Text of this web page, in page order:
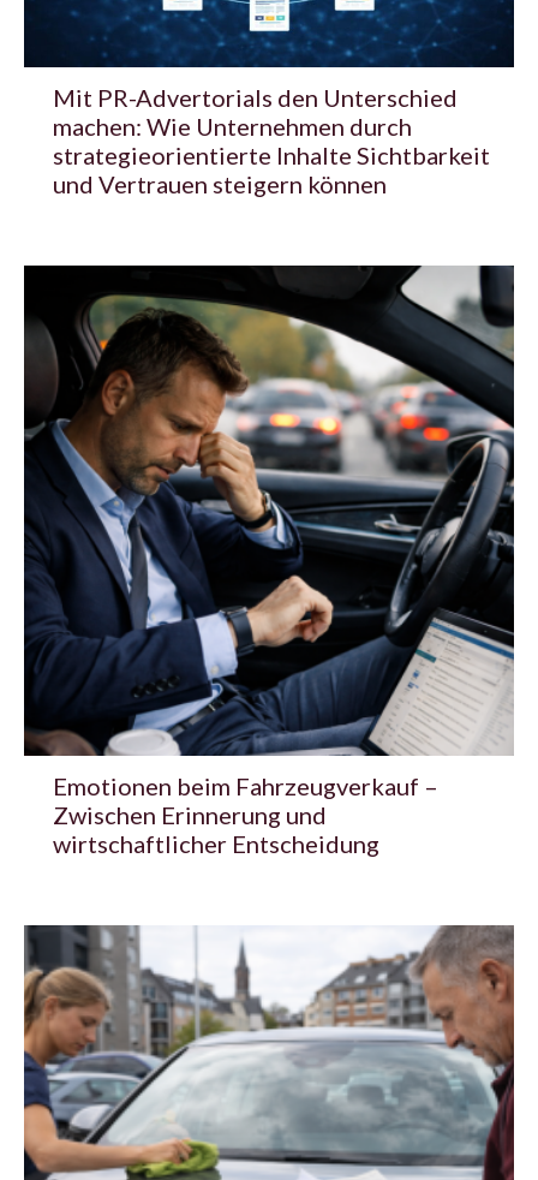
Mit PR-Advertorials den Unterschied
machen: Wie Unternehmen durch
strategieorientierte Inhalte Sichtbarkeit
und Vertrauen steigern können
Emotionen beim Fahrzeugverkauf –
Zwischen Erinnerung und
wirtschaftlicher Entscheidung